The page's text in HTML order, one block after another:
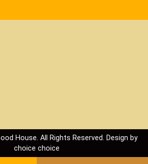
House. All Rights Reserved. Design by
choice choice